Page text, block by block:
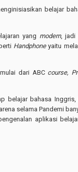
belajar
yang modern, jadi
Handphoneyaitu
dari ABC course,
belajar bahasa
selama Pandemi
aplikasi